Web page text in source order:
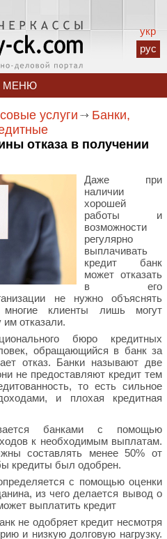
укр
рус
МЕНЮ
услуги
Банки,
отказа в получении
Даже при
наличии
хорошей
работы и
возможности
регулярно
выплачивать
кредит банк
может отказать
в его
не нужно объяснять
многие клиенты лишь могут
им отказали.
бюро кредитных
обращающийся в банк за
отказ. Банки называют две
не предоставляют кредит тем
то есть сильное
и плохая кредитная
банками с помощью
к необходимым выплатам.
составлять менее 50% от
кредиты был одобрен.
с помощью оценки
из чего делается вывод о
выплатить кредит
не одобряет кредит несмотря
и низкую долговую нагрузку.